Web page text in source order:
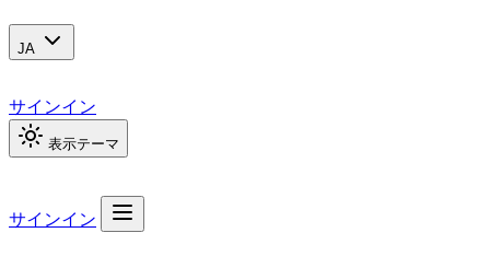
JA
サインイン
表示テーマ
サインイン